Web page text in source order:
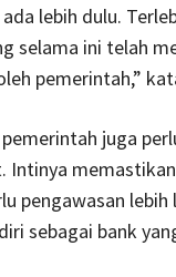
lebih dulu.
selama ini telah
pemerintah,”
juga
Intinya
pengawasan
sebagai bank